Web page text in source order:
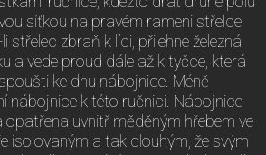
síťkou na pravém rameni střelce
střelec zbraň k líci, přilehne železná
a vede proud dále až k tyčce, která
ke dnu nábojnice. Méně
nábojnice k této ručnici. Nábojnice
uvnitř měděným hřebem ve
isolovaným a tak dlouhým, že svým